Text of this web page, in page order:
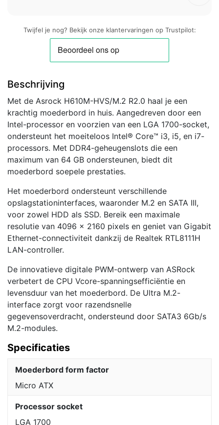
Twijfel je nog? Bekijk onze klantervaringen op Trustpilot:
Beschrijving
Met de Asrock H610M-HVS/M.2 R2.0 haal je een
krachtig moederbord in huis. Aangedreven door een
Intel-processor en voorzien van een LGA 1700-socket,
ondersteunt het moeiteloos Intel® Core™ i3, i5, en i7-
processors. Met DDR4-geheugenslots die een
maximum van 64 GB ondersteunen, biedt dit
moederbord soepele prestaties.
Het moederbord ondersteunt verschillende
opslagstationinterfaces, waaronder M.2 en SATA III,
voor zowel HDD als SSD. Bereik een maximale
resolutie van 4096 x 2160 pixels en geniet van Gigabit
Ethernet-connectiviteit dankzij de Realtek RTL8111H
LAN-controller.
De innovatieve digitale PWM-ontwerp van ASRock
verbetert de CPU Vcore-spanningsefficiëntie en
levensduur van het moederbord. De Ultra M.2-
interface zorgt voor razendsnelle
gegevensoverdracht, ondersteund door SATA3 6Gb/s
M.2-modules.
Specificaties
Moederbord form factor
Micro ATX
Processor socket
LGA 1700